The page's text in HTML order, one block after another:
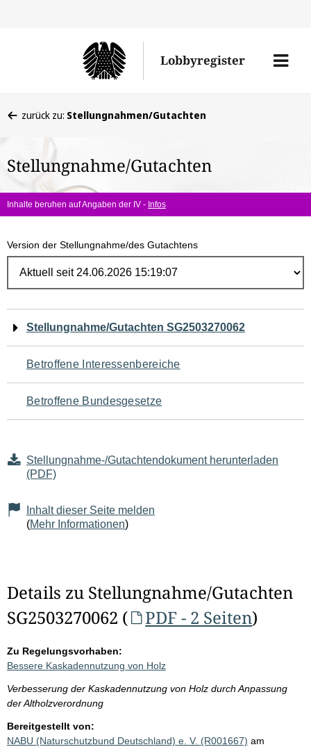
Lobbyregister
Menü
befinden
hier:
zurück zu: Stellungnahmen/Gutachten
Stellungnahme/Gutachten
Inhalte beruhen auf Angaben der IV - Infos
Version der Stellungnahme/des Gutachtens
Navigation
für
den
Seiteninhalt
Stellungnahme/Gutachten SG2503270062
Betroffene Interessenbereiche
Betroffene Bundesgesetze
Stellungnahme-/Gutachtendokument herunterladen
(PDF)
Inhalt dieser Seite melden
(Mehr Informationen)
Details zu Stellungnahme/Gutachten
SG2503270062 (
PDF - 2 Seiten)
Zu Regelungsvorhaben:
Bessere Kaskadennutzung von Holz
Verbesserung der Kaskadennutzung von Holz durch Anpassung
der Altholzverordnung
Bereitgestellt von:
NABU (Naturschutzbund Deutschland) e. V. (R001667) am